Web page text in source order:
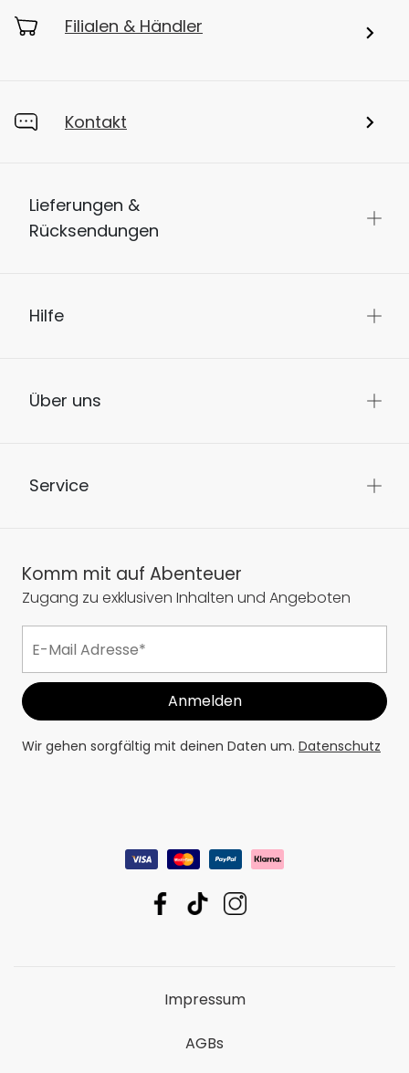
Filialen & Händler
Kontakt
Lieferungen &
Rücksendungen
Hilfe
Über uns
Service
Komm mit auf Abenteuer
Zugang zu exklusiven Inhalten und Angeboten
Wir gehen sorgfältig mit deinen Daten um. Datenschutz
Impressum
AGBs